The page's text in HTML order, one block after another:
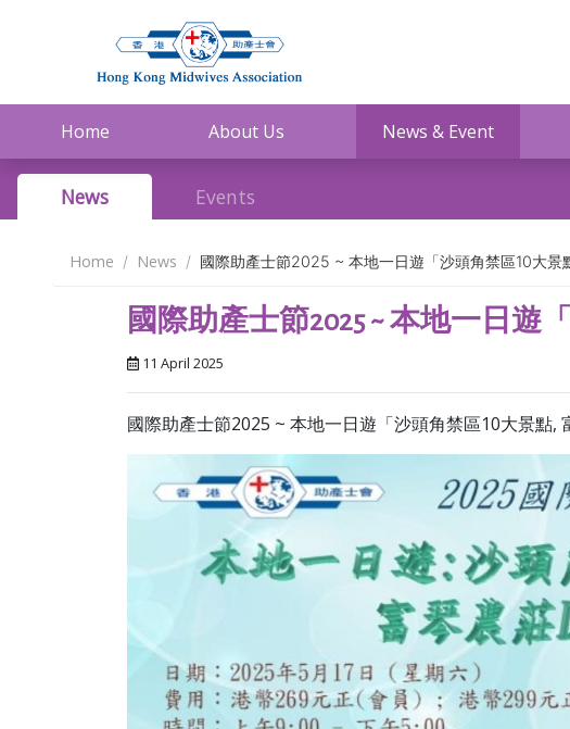
Home About Us News & Event
News Events
Home News 國際助產士節2025 ~ 本地一日遊「沙頭角禁區10大景
國際助產士節2025 ~ 本地一日遊
11 April 2025
國際助產士節2025 ~ 本地一日遊「沙頭角禁區10大景點,